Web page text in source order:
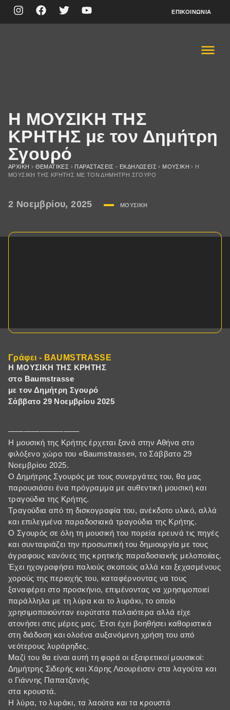
ΕΠΙΚΟΙΝΩΝΊΑ
Η ΜΟΥΣΙΚΗ ΤΗΣ
ΚΡΗΤΗΣ με τον Δημήτρη
Σγουρό
ΑΡΧΙΚΉ › ΘΕΜΑΤΙΚΈΣ › ΠΑΡΑΣΤΆΣΕΙΣ - ΕΚΔΗΛΏΣΕΙΣ › ΜΟΥΣΙΚΉ › Η
ΜΟΥΣΙΚΗ ΤΗΣ ΚΡΗΤΗΣ ΜΕ ΤΟΝ ΔΗΜΉΤΡΗ ΣΓΟΥΡΌ
2 Νοεμβρίου, 2025 ΜΟΥΣΙΚΉ
Γράφει - BAUMSTRASSE
Η ΜΟΥΣΙΚΗ ΤΗΣ ΚΡΗΤΗΣ
στο Baumstrasse
με τον Δημήτρη Σγουρό
Σάββατο 29 Νοεμβρίου 2025
—————————
Η μουσική της Κρήτης έρχεται ξανά στην Αθήνα στο
φιλόξενο χώρο του «Baumstrasse», το Σάββατο 29
Νοεμβρίου 2025.
Ο Δημήτρης Σγουρός με τους συνεργάτες του, θα μας
παρουσιάσει ένα πρόγραμμα με αυθεντική μουσική και
τραγούδια της Κρήτης.
Τραγούδια από τη δισκογραφία του, ανέκδοτο υλικό, αλλά
και επιλεγμένα παραδοσιακά τραγούδια της Κρήτης.
Ο Σγουρός σε όλη τη μουσική του πορεία ερευνά τις πηγές
και συνταιριάζει την προσωπική του δημιουργία με τους
άγραφους κανόνες της κρητικής παραδοσιακής μελοποιίας.
Έχει ηχογραφήσει παλιούς σκοπούς αλλά και ξεχασμένους
χορούς της περιοχής του, καταφέρνοντας να τους
ξαναφέρει στο προσκήνιο, επιμένοντας να χρησιμοποιεί
παράλληλα με τη λύρα και το λυράκι, το οποίο
χρησιμοποιούνταν ευρύτατα παλαιότερα αλλά είχε
ατονήσει στις μέρες μας. Έτσι έχει βοηθήσει καθοριστικά
στη διάδοση και ολοένα αυξανόμενη χρήση του από
νεότερους λυράρηδες.
Μαζί του θα είναι αυτή τη φορά οι εξαιρετικοί μουσικοί:
Δημήτρης Σιδερής και Χάρης Λαουρέισεν στα λαγούτα και
ο Γιάννης Παπατζανής
στα κρουστά.
Η λύρα, το λυράκι, τα λαούτα και τα κρουστά